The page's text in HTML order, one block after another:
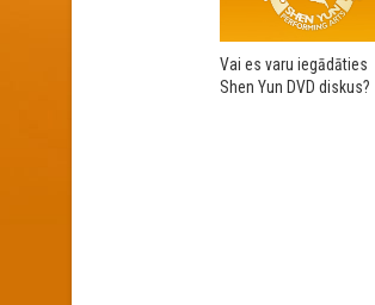
Vai es varu iegādāties
Shen Yun DVD diskus?